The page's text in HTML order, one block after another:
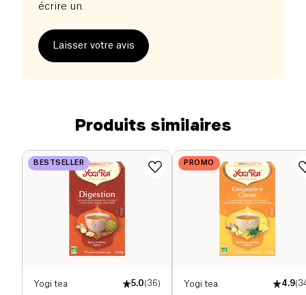
écrire un.
Laisser votre avis
Produits similaires
BESTSELLER
Yogi tea 5.0(36)
PROMO
Yogi tea 4.9(